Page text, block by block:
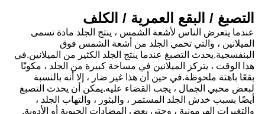
التصبغ / البقع العمرية / الكلف
عندما يتعرض الناس لأشعة الشمس ، ينتج الجلد مادة تسمى
الميلانين ، والتي تحمي الجلد من أشعة الشمس فوق
البنفسجية.يحدث التصبغ عندما ينتج الجلد الكثير من الميلانين.في
هذا الوقت ، يتركز الميلانين في مساحة كبيرة من الجلد ، مكونًا
بقعًا باهتة ملحوظة.في حين أن هذا غير ضار ، إلا أنه بالنسبة
لبعض محبي الجمال ، يجب القضاء عليه.يمكن أن يحدث التصبغ
أيضًا بسبب خدش الجلد المستمر ، والبثور ، والتهاب الجلد ،
والتغيرات الهرمونية ، وحتى بعض المضادات الحيوية أو الأدوية.